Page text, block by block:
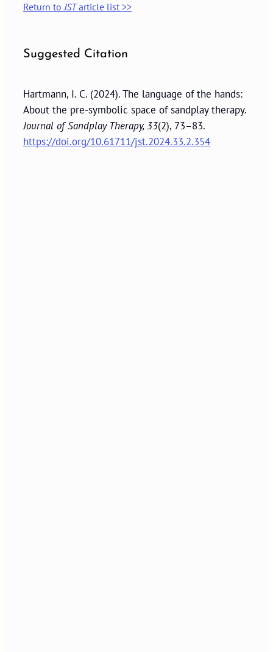
Return toJSTarticle list >>
Suggested Citation
Hartmann, I. C. (2024). The language of the hands:
About the pre-symbolic space of sandplay therapy.
Journal of Sandplay Therapy, 33(2), 73–83.
https://doi.org/10.61711/jst.2024.33.2.354